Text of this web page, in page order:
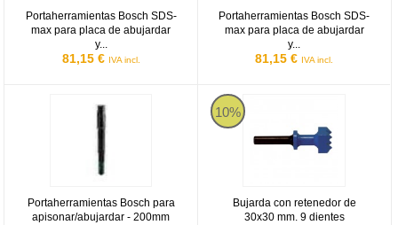
Portaherramientas Bosch SDS-
max para placa de abujardar
y...
81,15 € IVA incl.
Portaherramientas Bosch SDS-
max para placa de abujardar
y...
81,15 € IVA incl.
Portaherramientas Bosch para
apisonar/abujardar - 200mm
Portaherramientas Bosch para apisonar/abujardar - 200mm
10%
Bujarda con retenedor de
30x30 mm. 9 dientes
Bujarda con retenedor de 30x30